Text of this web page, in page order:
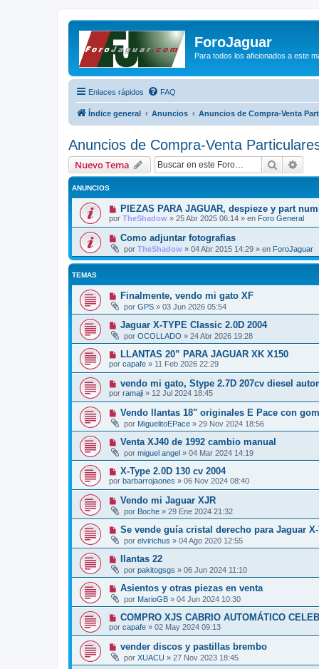
ForoJaguar
Para todos los aficionados a este
Enlaces rápidos FAQ
Índice general Anuncios Anuncios de Compra-Venta
Anuncios de Compra-Venta
Nuevo Tema Buscar
ANUNCIOS
PIEZAS PARA JAGUAR, despieze y part
por TheShadow » 25 Abr 2025 06:14 » en Foro General
Como adjuntar fotografias
por TheShadow » 04 Abr 2015 14:29 » en ForoJaguar
TEMAS
Finalmente, vendo mi gato XF
por GPS » 03 Jun 2026 05:54
Jaguar X-TYPE Classic 2.0D 2004
por OCOLLADO » 24 Abr 2026 19:28
LLANTAS 20” PARA JAGUAR XK X150
por capafe » 11 Feb 2026 22:29
vendo mi gato, Stype 2.7D 207cv diesel
por ramaji » 12 Jul 2024 18:45
Vendo llantas 18" originales E Pace con
por MiguelitoEPace » 29 Nov 2024 18:56
Venta XJ40 de 1992 cambio manual
por miguel angel » 04 Mar 2024 14:19
X-Type 2.0D 130 cv 2004
por barbarrojaones » 06 Nov 2024 08:40
Vendo mi Jaguar XJR
por Boche » 29 Ene 2024 21:32
Se vende guía cristal derecho para Jaguar X-
por elvirichus » 04 Ago 2020 12:55
llantas 22
por pakitogsgs » 06 Jun 2024 11:10
Asientos y otras piezas en venta
por MarioGB » 04 Jun 2024 10:30
COMPRO XJS CABRIO AUTOMÁTICO
por capafe » 02 May 2024 09:13
vender discos y pastillas brembo
por XUACU » 27 Nov 2023 18:45